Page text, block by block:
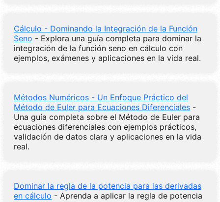
Cálculo - Dominando la Integración de la Función
Seno - Explora una guía completa para dominar la
integración de la función seno en cálculo con
ejemplos, exámenes y aplicaciones en la vida real.
Métodos Numéricos - Un Enfoque Práctico del
Método de Euler para Ecuaciones Diferenciales -
Una guía completa sobre el Método de Euler para
ecuaciones diferenciales con ejemplos prácticos,
validación de datos clara y aplicaciones en la vida
real.
Dominar la regla de la potencia para las derivadas
en cálculo - Aprenda a aplicar la regla de potencia